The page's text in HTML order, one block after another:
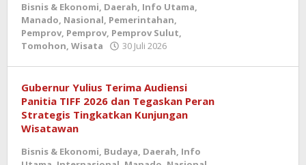
Bisnis & Ekonomi, Daerah, Info Utama,
Manado, Nasional, Pemerintahan,
Pemprov, Pemprov, Pemprov Sulut,
Tomohon, Wisata 30 Juli 2026
Gubernur Yulius Terima Audiensi
Panitia TIFF 2026 dan Tegaskan Peran
Strategis Tingkatkan Kunjungan
Wisatawan
Bisnis & Ekonomi, Budaya, Daerah, Info